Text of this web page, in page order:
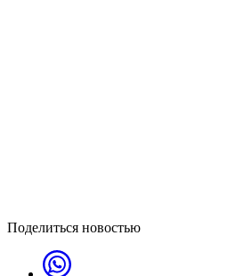
Поделиться новостью